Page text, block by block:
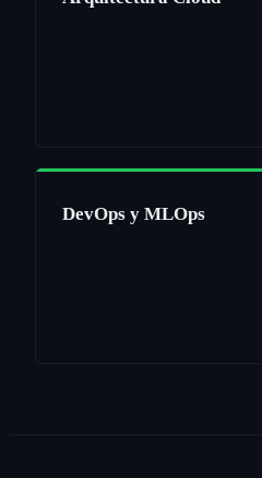
DevOps y MLOps